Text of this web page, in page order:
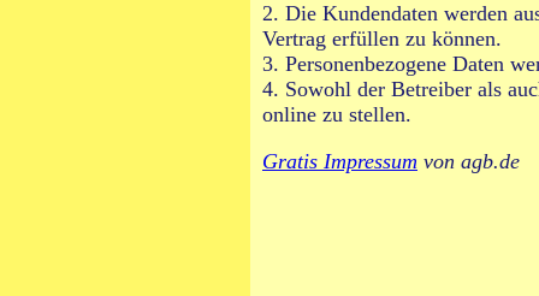
2. Die Kundendaten werden
Vertrag erfüllen zu können.
3. Personenbezogene Daten
4. Sowohl der Betreiber als
online zu stellen.
Gratis Impressum von agb.de